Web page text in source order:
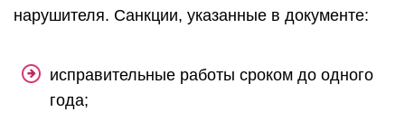
нарушителя. Санкции, указанные в документе:
исправительные работы сроком до одного
года;